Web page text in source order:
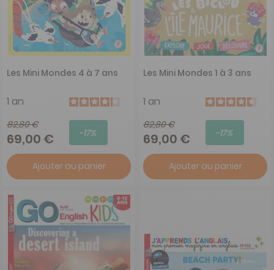
Les Mini Mondes 4 à 7 ans
1 an
82,80 €
69,00 € -17%
Ajouter au panier
Les Mini Mondes 1 à 3 ans
1 an
82,80 €
69,00 € -17%
Ajouter au panier